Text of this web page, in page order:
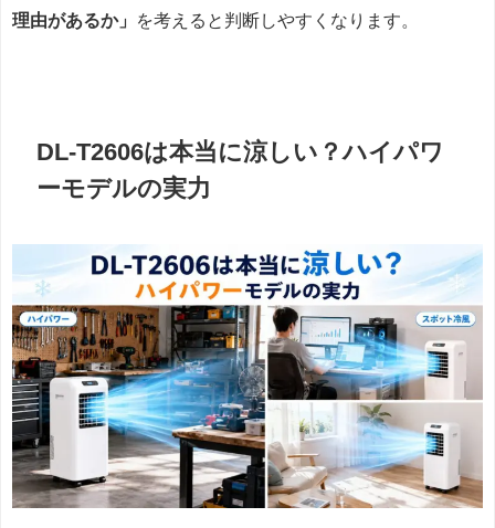
理由があるか」
を考えると判断しやすくなります。
DL-T2606は本当に涼しい？ハイパワ
ーモデルの実力